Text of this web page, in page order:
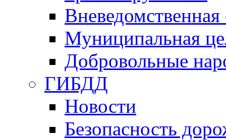
Вневедомственная
Муниципальная
Добровольные
ГИБДД
Новости
Безопасность